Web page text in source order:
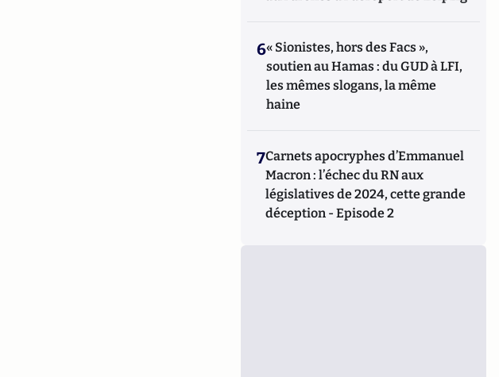
6« Sionistes, hors des Facs »,
soutien au Hamas : du GUD à LFI,
les mêmes slogans, la même
haine
7Carnets apocryphes d’Emmanuel
Macron : l’échec du RN aux
législatives de 2024, cette grande
déception - Episode 2